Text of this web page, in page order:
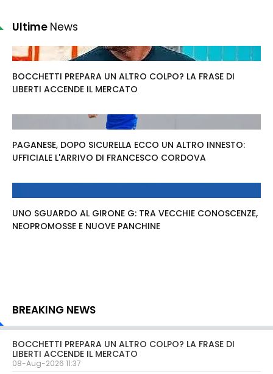
Ultime News
BOCCHETTI PREPARA UN ALTRO COLPO? LA FRASE DI
LIBERTI ACCENDE IL MERCATO
PAGANESE, DOPO SICURELLA ECCO UN ALTRO INNESTO:
UFFICIALE L'ARRIVO DI FRANCESCO CORDOVA
UNO SGUARDO AL GIRONE G: TRA VECCHIE CONOSCENZE,
NEOPROMOSSE E NUOVE PANCHINE
BREAKING NEWS
BOCCHETTI PREPARA UN ALTRO COLPO? LA FRASE DI
LIBERTI ACCENDE IL MERCATO
08-Aug-2026 11:37